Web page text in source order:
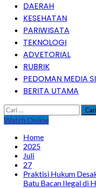
DAERAH
KESEHATAN
PARIWISATA
TEKNOLOGI
ADVETORIAL
RUBRIK
PEDOMAN MEDIA
BERITA UTAMA
Cari
untuk:
Watch Online
Home
2025
Juli
27
Praktisi Hukum
Batu Bacan Ilegal di